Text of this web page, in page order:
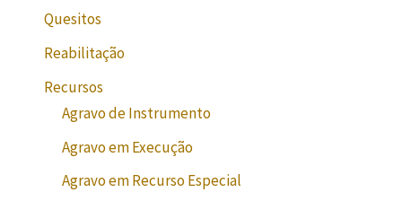
Quesitos
Reabilitação
Recursos
Agravo de Instrumento
Agravo em Execução
Agravo em Recurso Especial